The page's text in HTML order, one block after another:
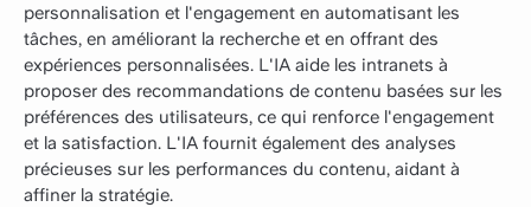
personnalisation et l'engagement en automatisant les
tâches, en améliorant la recherche et en offrant des
expériences personnalisées. L'IA aide les intranets à
proposer des recommandations de contenu basées sur les
préférences des utilisateurs, ce qui renforce l'engagement
et la satisfaction. L'IA fournit également des analyses
précieuses sur les performances du contenu, aidant à
affiner la stratégie.